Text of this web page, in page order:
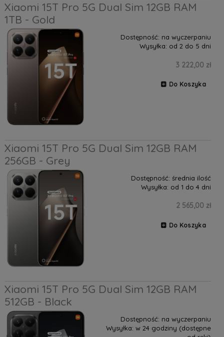
Xiaomi 15T Pro 5G Dual Sim 12GB RAM
1TB - Gold
Dostępność: na wyczerpaniu
Wysyłka: od 2 do 5 dni
3 222,00 zł
Do Koszyka
Xiaomi 15T Pro 5G Dual Sim 12GB RAM
256GB - Grey
Dostępność: średnia ilość
Wysyłka: od 1 do 4 dni
2 565,00 zł
Do Koszyka
Xiaomi 15T Pro 5G Dual Sim 12GB RAM
512GB - Black
Dostępność: na wyczerpaniu
Wysyłka: w 24 godziny (dostępne